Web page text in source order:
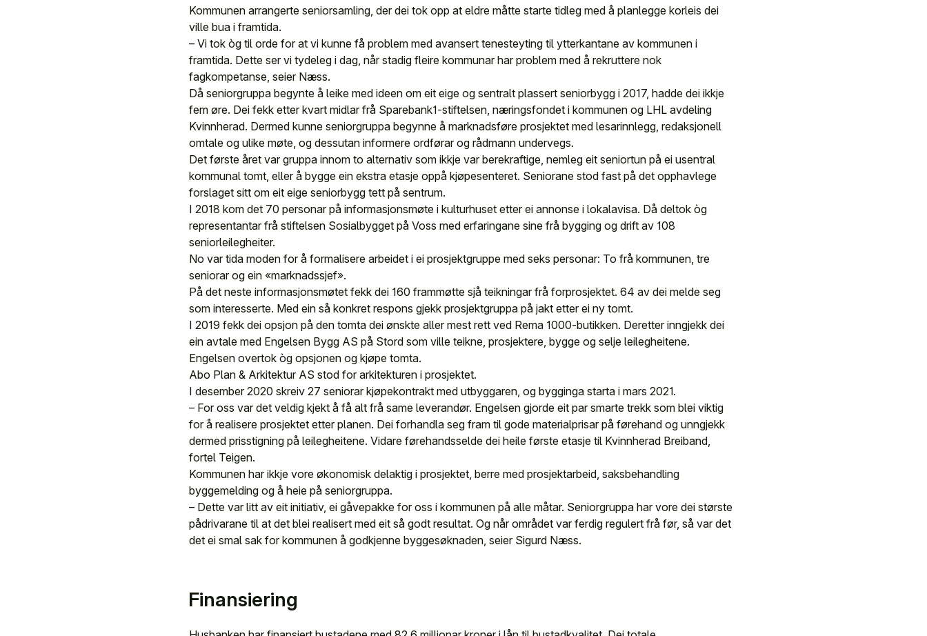
Kommunen arrangerte seniorsamling, der dei tok opp at eldre måtte starte tidleg med å planlegge korleis dei
ville bua i framtida.
– Vi tok òg til orde for at vi kunne få problem med avansert tenesteyting til ytterkantane av kommunen i
framtida. Dette ser vi tydeleg i dag, når stadig fleire kommunar har problem med å rekruttere nok
fagkompetanse, seier Næss.
Då seniorgruppa begynte å leike med ideen om eit eige og sentralt plassert seniorbygg i 2017, hadde dei ikkje
fem øre. Dei fekk etter kvart midlar frå Sparebank1-stiftelsen, næringsfondet i kommunen og LHL avdeling
Kvinnherad. Dermed kunne seniorgruppa begynne å marknadsføre prosjektet med lesarinnlegg, redaksjonell
omtale og ulike møte, og dessutan informere ordførar og rådmann undervegs.
Det første året var gruppa innom to alternativ som ikkje var berekraftige, nemleg eit seniortun på ei usentral
kommunal tomt, eller å bygge ein ekstra etasje oppå kjøpesenteret. Seniorane stod fast på det opphavlege
forslaget sitt om eit eige seniorbygg tett på sentrum.
I 2018 kom det 70 personar på informasjonsmøte i kulturhuset etter ei annonse i lokalavisa. Då deltok òg
representantar frå stiftelsen Sosialbygget på Voss med erfaringane sine frå bygging og drift av 108
seniorleilegheiter.
No var tida moden for å formalisere arbeidet i ei prosjektgruppe med seks personar: To frå kommunen, tre
seniorar og ein «marknadssjef».
På det neste informasjonsmøtet fekk dei 160 frammøtte sjå teikningar frå forprosjektet. 64 av dei melde seg
som interesserte. Med ein så konkret respons gjekk prosjektgruppa på jakt etter ei ny tomt.
I 2019 fekk dei opsjon på den tomta dei ønskte aller mest rett ved Rema 1000-butikken. Deretter inngjekk dei
ein avtale med Engelsen Bygg AS på Stord som ville teikne, prosjektere, bygge og selje leilegheitene.
Engelsen overtok òg opsjonen og kjøpe tomta.
Abo Plan & Arkitektur AS stod for arkitekturen i prosjektet.
I desember 2020 skreiv 27 seniorar kjøpekontrakt med utbyggaren, og bygginga starta i mars 2021.
– For oss var det veldig kjekt å få alt frå same leverandør. Engelsen gjorde eit par smarte trekk som blei viktig
for å realisere prosjektet etter planen. Dei forhandla seg fram til gode materialprisar på førehand og unngjekk
dermed prisstigning på leilegheitene. Vidare førehandsselde dei heile første etasje til Kvinnherad Breiband,
fortel Teigen.
Kommunen har ikkje vore økonomisk delaktig i prosjektet, berre med prosjektarbeid, saksbehandling
byggemelding og å heie på seniorgruppa.
– Dette var litt av eit initiativ, ei gåvepakke for oss i kommunen på alle måtar. Seniorgruppa har vore dei største
pådrivarane til at det blei realisert med eit så godt resultat. Og når området var ferdig regulert frå før, så var det
det ei smal sak for kommunen å godkjenne byggesøknaden, seier Sigurd Næss.
Finansiering